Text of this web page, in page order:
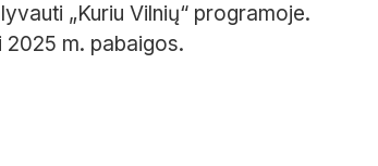
„Kuriu Vilnių“ programoje.
m. pabaigos.